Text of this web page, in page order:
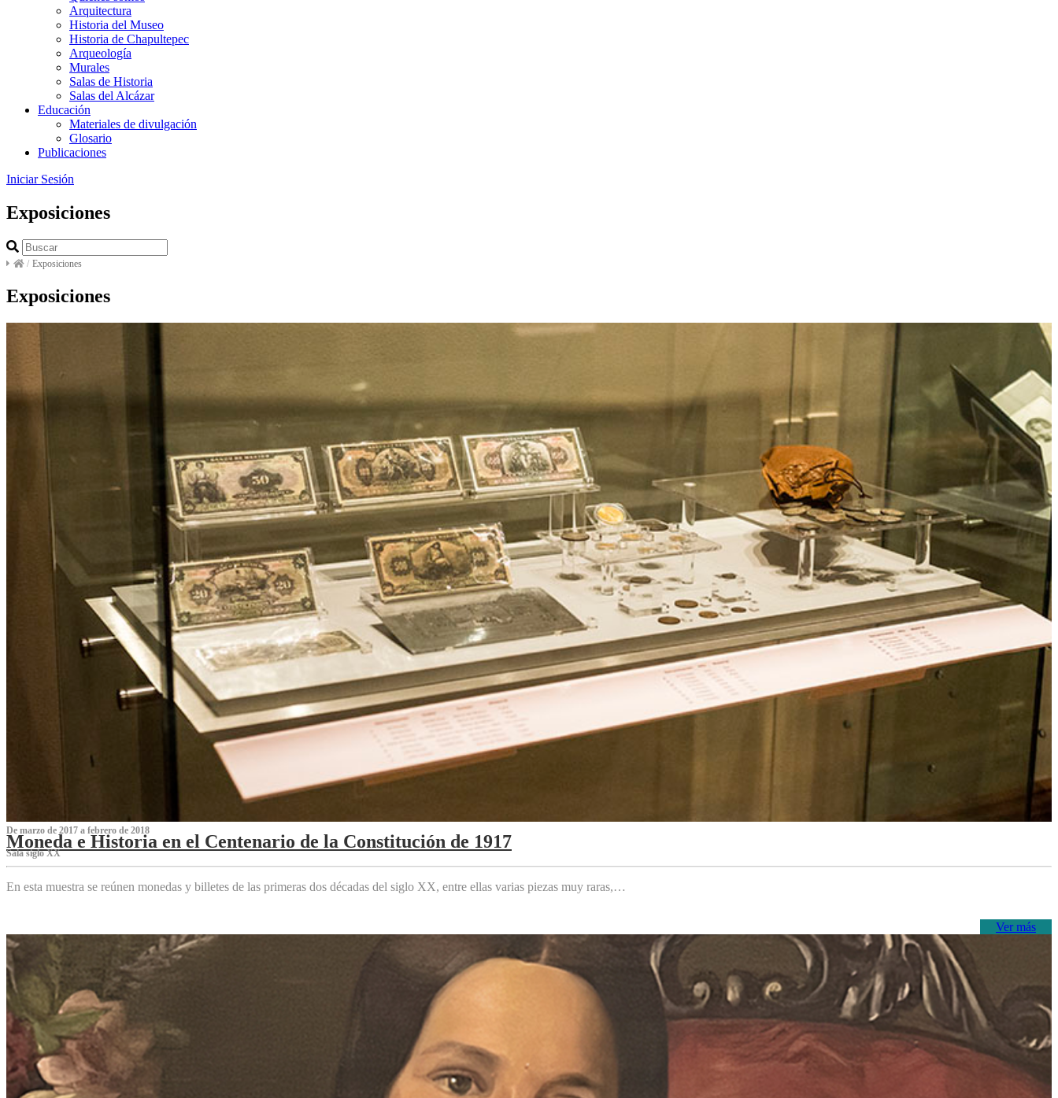
Arquitectura
Historia del Museo
Historia de Chapultepec
Arqueología
Murales
Salas de Historia
Salas del Alcázar
Educación
Materiales de divulgación
Glosario
Publicaciones
Iniciar Sesión
Exposiciones
/ Exposiciones
Exposiciones
De marzo de 2017 a febrero de 2018
Moneda e Historia en el Centenario de la Constitución de 1917
Sala siglo XX
En esta muestra se reúnen monedas y billetes de las primeras dos décadas del siglo XX, entre ellas varias piezas muy raras,…
Ver más